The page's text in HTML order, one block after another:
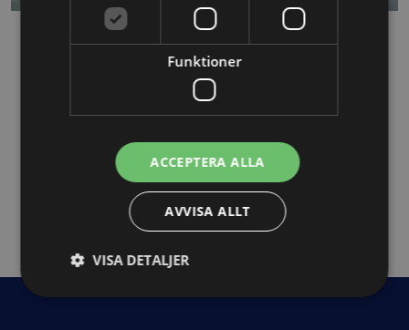
Avtalsanalys 7+ sidor
Funktioner
ACCEPTERA ALLA
AVVISA ALLT
VISA DETALJER